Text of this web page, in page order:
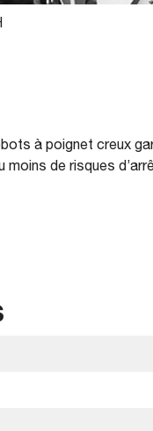
à poignet creux
de risques